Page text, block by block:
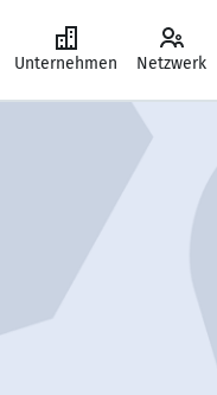
Unternehmen Netzwerk